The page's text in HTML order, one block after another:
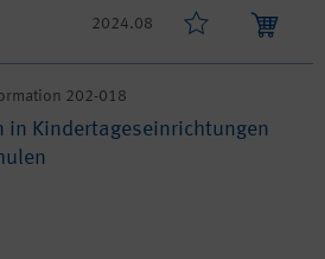
2024.08
202-018
in Kindertageseinrichtungen